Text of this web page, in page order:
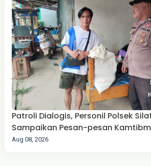
Patroli Dialogis, Personil Polsek
Sampaikan Pesan-pesan
Aug 08, 2026